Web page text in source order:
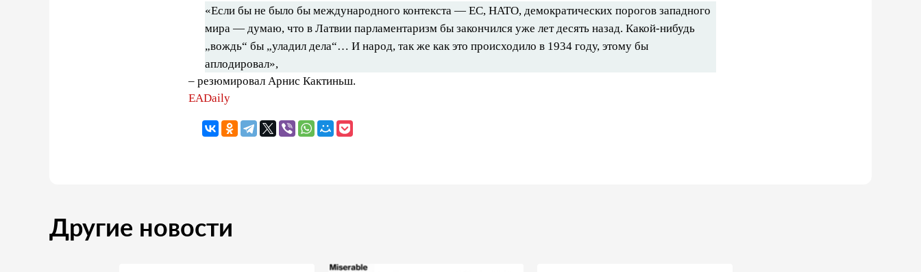
«Если бы не было бы международного контекста — ЕС, НАТО, демократических порогов западного
мира — думаю, что в Латвии парламентаризм бы закончился уже лет десять назад. Какой-нибудь
„вождь“ бы „уладил дела“… И народ, так же как это происходило в 1934 году, этому бы
аплодировал»,
– резюмировал Арнис Кактиньш.
EADaily
Другие новости